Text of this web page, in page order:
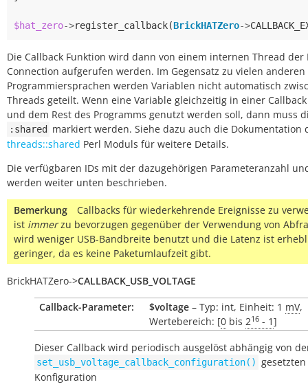
$hat_zero->register_callback(BrickHATZero->
Die Callback Funktion wird dann von einem internen Thread der
Connection aufgerufen werden. Im Gegensatz zu vielen anderen
Programmiersprachen werden Variablen nicht automatisch
Threads geteilt. Wenn eine Variable gleichzeitig in einer
und dem Rest des Programms genutzt werden soll, dann muss
:shared
markiert werden. Siehe dazu auch die Dokumentation
threads::shared Perl Moduls für weitere Details.
Die verfügbaren IDs mit der dazugehörigen Parameteranzahl
werden weiter unten beschrieben.
Bemerkung
Callbacks für wiederkehrende Ereignisse zu
ist immerzu bevorzugen gegenüber der Verwendung von
wird weniger USB-Bandbreite benutzt und die Latenz ist
geringer, da es keine Paketumlaufzeit gibt.
BrickHATZero->CALLBACK_USB_VOLTAGE
Callback-Parameter:
$voltage – Typ: int, Einheit: 1 mV,
Wertebereich: [0 bis 216 - 1]
Dieser Callback wird periodisch ausgelöst abhängig von
set_usb_voltage_callback_configuration() gesetzten
Konfiguration